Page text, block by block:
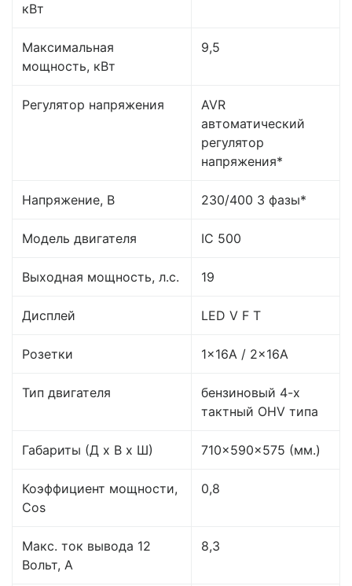
кВт
Максимальная
мощность, кВт
9,5
Регулятор напряжения
AVR
автоматический
регулятор
напряжения*
Напряжение, В 230/400 3 фазы*
Модель двигателя IC 500
Выходная мощность, л.с. 19
Дисплей LED V F T
Розетки 1x16A / 2x16A
Тип двигателя
бензиновый 4-х
тактный OHV типа
Габариты (Д x В x Ш) 710x590x575 (мм.)
Коэффициент мощности,
Cos
0,8
Макс. ток вывода 12
Вольт, А
8,3